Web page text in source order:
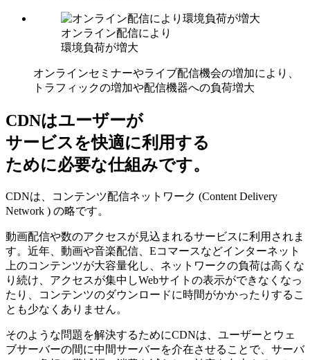
オンライン配信により
環境負荷が増大
オンラインセミナーやライブ配信機会の増加により、
トラフィックの増加や配信機器への負荷増大
CDNはユーザーが
サービスを快適に利用する
ために必要な仕組みです。
CDNは、コンテンツ配信ネットワーク (Content Delivery
Network ) の略です。
動画配信や数のアクセスが見込まれるサービスに利用されま
す。近年、動画や音楽配信、Eコマースなどインターネット
上のコンテンツが大容量化し、ネットワークの負荷は高くな
り続け、アクセスが集中しWebサイトの表示ができなくなっ
たり、コンテンツのダウンロードに時間がかかったりするこ
とも少なくありません。
そのような問題を解決するためにCDNは、ユーザーとウェ
ブサーバーの間に中間サーバーを介在させることで、サーバ